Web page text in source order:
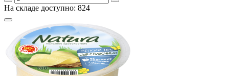
На складе доступно: 824